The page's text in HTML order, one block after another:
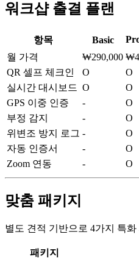
워크샵 출결 플랜
항목 Basic
월 가격
₩290,000
QR 셀프 체크인
O
O
실시간 대시보드 O
O
GPS 이중 인증
-
O
부정 감지
-
O
위변조 방지 로그 -
O
자동 인증서
-
O
Zoom 연동
- O
맞춤 패키지
별도 견적 기반으로 4가지 특
패키지